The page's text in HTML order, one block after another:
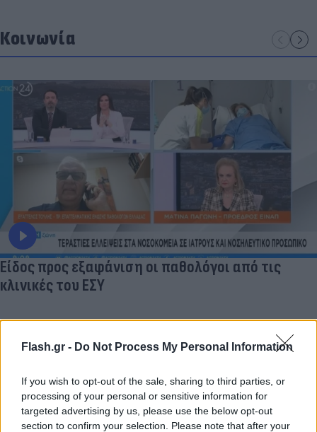
Flash.gr - Do Not Process My Personal Information
If you wish to opt-out of the sale, sharing to third parties, or
processing of your personal or sensitive information for
targeted advertising by us, please use the below opt-out
section to confirm your selection. Please note that after your
Κοινωνία
Είδος προς εξαφάνιση οι παθολόγοι από τις
κλινικές του ΕΣΥ